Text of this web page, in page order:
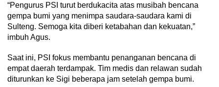
“Pengurus PSI turut berdukacita atas musibah bencana
gempa bumi yang menimpa saudara-saudara kami di
Sulteng. Semoga kita diberi ketabahan dan kekuatan,”
imbuh Agus.
Saat ini, PSI fokus membantu penanganan bencana di
empat daerah terdampak. Tim medis dan relawan sudah
diturunkan ke Sigi beberapa jam setelah gempa bumi.